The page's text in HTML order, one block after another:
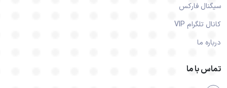
سیگنال فارکس
کانال تلگرام VIP
درباره ما
تماس با ما